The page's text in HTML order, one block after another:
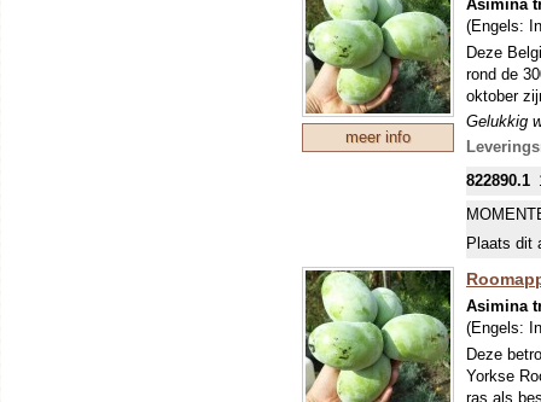
veel
ons
meer info
Asimina
(Engels:
Deze
rond de
oktober
Gelukkig
bekender
de boom
vruchten
veel
ons
822890.1
Plaats dit
Asimina
(Engels:
Deze
Yorkse
ras als